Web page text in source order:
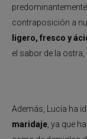
contraposición a
ligero, fresco y
el sabor de la
Además, Lucía ha
maridaje , ya que